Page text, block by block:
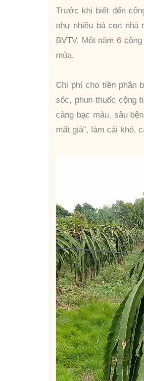
Trước khi biết đến
như nhiều bà con nhà
BVTV. Một năm 6
mùa.
Chi phí cho tiền phân
sóc, phun thuốc cộng
càng bạc màu, sâu
mất giá”, làm cái khó,